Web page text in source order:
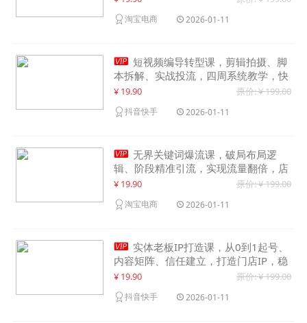
淘宝电商 2026-01-11
 短视频编导转型课，剪辑拍摄、脚
本拆解、实战投流，四周系统教学，快
速入行月入2w+
¥ 19.90 原价: ¥ 199.00
抖音快手 2026-01-11
 无界关键词爆流课，破局布局逻
辑、阶段精准引流，实现流量翻倍，店
铺业绩增长50%+
¥ 19.90 原价: ¥ 199.00
淘宝电商 2026-01-11
 实体老板IP打造课，从0到1起号、
内容矩阵、信任建立，打造门店IP，稳
定获客增收
¥ 19.90 原价: ¥ 199.00
抖音快手 2026-01-11